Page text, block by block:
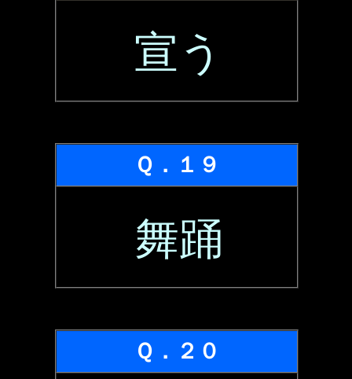
宣う
Ｑ．１９
舞踊
Ｑ．２０